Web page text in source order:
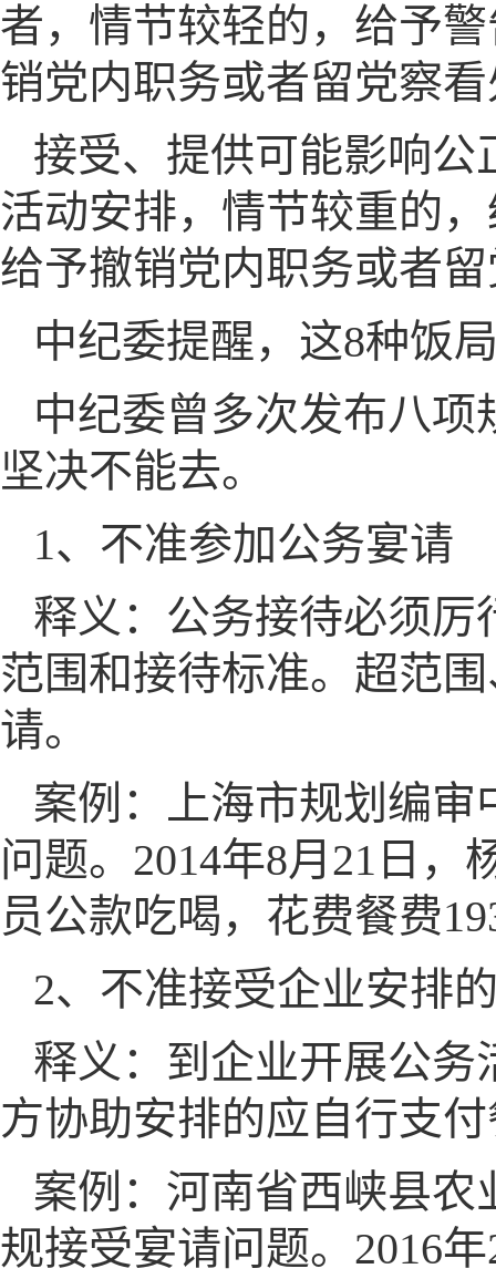
者，情节较轻的，给予
销党内职务或者留党察
接受、提供可能影响
活动安排，情节较重的
给予撤销党内职务或者
中纪委提醒，这8种饭
中纪委曾多次发布八
坚决不能去。
1、不准参加公务宴请
释义：公务接待必须
范围和接待标准。超范
请。
案例：上海市规划编
问题。2014年8月21日
员公款吃喝，花费餐费
2、不准接受企业安排
释义：到企业开展公
方协助安排的应自行支
案例：河南省西峡县
规接受宴请问题。2016